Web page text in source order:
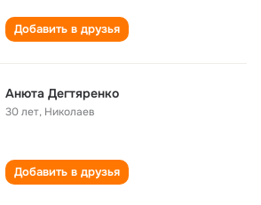
Добавить в друзья
Анюта Дегтяренко
30 лет, Николаев
Добавить в друзья